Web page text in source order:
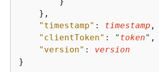
    },
"timestamp" : timestamp ,
"clientToken" : " token" ,
"version" : version
}